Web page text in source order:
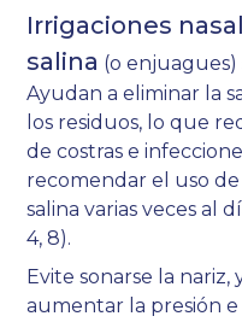
Irrigaciones
salina (o enjuagues)
Ayudan a eliminar la
los residuos, lo que
de costras e
recomendar el uso
salina varias veces al
4,8).
Evite sonarse la
aumentar la presión